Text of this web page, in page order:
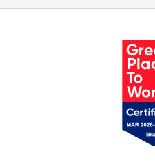
Trabalhe conosco
Códigos de Conduta Ética